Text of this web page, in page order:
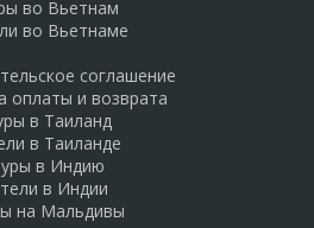
во Вьетнам
во Вьетнаме
соглашение
оплаты и возврата
в Таиланд
в Таиланде
в Индию
в Индии
на Мальдивы